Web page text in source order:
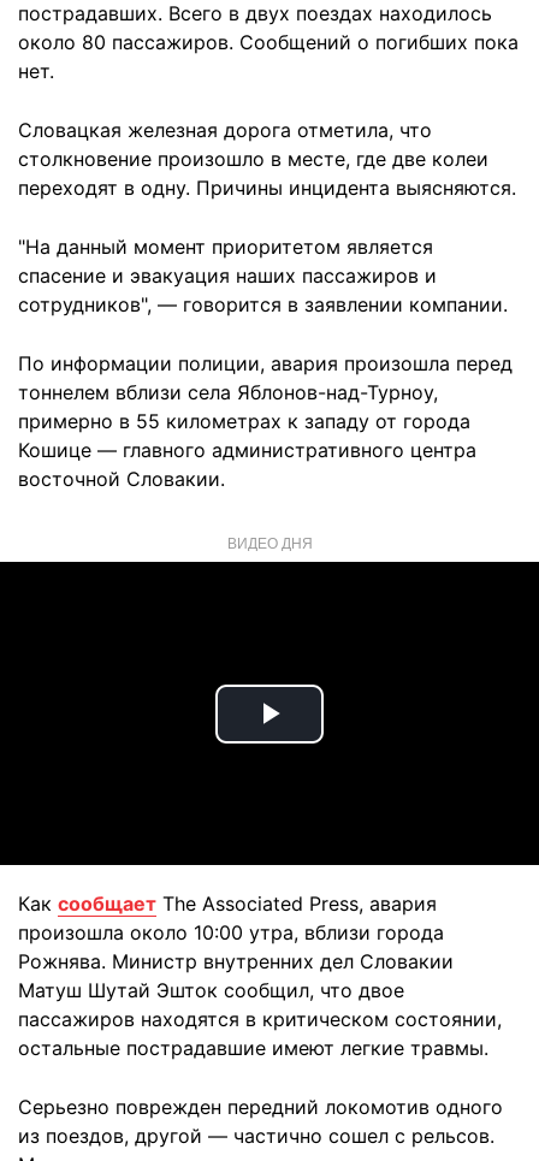
пострадавших. Всего в двух поездах находилось
около 80 пассажиров. Сообщений о погибших пока
нет.
Словацкая железная дорога отметила, что
столкновение произошло в месте, где две колеи
переходят в одну. Причины инцидента выясняются.
"На данный момент приоритетом является
спасение и эвакуация наших пассажиров и
сотрудников", — говорится в заявлении компании.
По информации полиции, авария произошла перед
тоннелем вблизи села Яблонов-над-Турноу,
примерно в 55 километрах к западу от города
Кошице — главного административного центра
восточной Словакии.
ВИДЕО ДНЯ
Play
Как сообщает The Associated Press, авария
произошла около 10:00 утра, вблизи города
Рожнява. Министр внутренних дел Словакии
Матуш Шутай Эшток сообщил, что двое
пассажиров находятся в критическом состоянии,
остальные пострадавшие имеют легкие травмы.
Серьезно поврежден передний локомотив одного
из поездов, другой — частично сошел с рельсов.